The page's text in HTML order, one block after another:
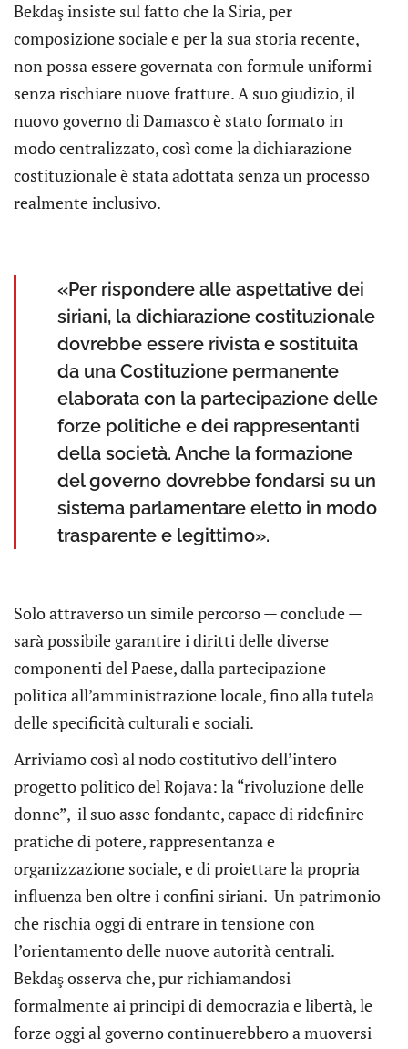
Bekdaş insiste sul fatto che la Siria, per
composizione sociale e per la sua storia recente,
non possa essere governata con formule uniformi
senza rischiare nuove fratture. A suo giudizio, il
nuovo governo di Damasco è stato formato in
modo centralizzato, così come la dichiarazione
costituzionale è stata adottata senza un processo
realmente inclusivo.
«Per rispondere alle aspettative dei
siriani, la dichiarazione costituzionale
dovrebbe essere rivista e sostituita
da una Costituzione permanente
elaborata con la partecipazione delle
forze politiche e dei rappresentanti
della società. Anche la formazione
del governo dovrebbe fondarsi su un
sistema parlamentare eletto in modo
trasparente e legittimo».
Solo attraverso un simile percorso — conclude —
sarà possibile garantire i diritti delle diverse
componenti del Paese, dalla partecipazione
politica all’amministrazione locale, fino alla tutela
delle specificità culturali e sociali.
Arriviamo così al nodo costitutivo dell’intero
progetto politico del Rojava: la “rivoluzione delle
donne”, il suo asse fondante, capace di ridefinire
pratiche di potere, rappresentanza e
organizzazione sociale, e di proiettare la propria
influenza ben oltre i confini siriani. Un patrimonio
che rischia oggi di entrare in tensione con
l’orientamento delle nuove autorità centrali.
Bekdaş osserva che, pur richiamandosi
formalmente ai principi di democrazia e libertà, le
forze oggi al governo continuerebbero a muoversi